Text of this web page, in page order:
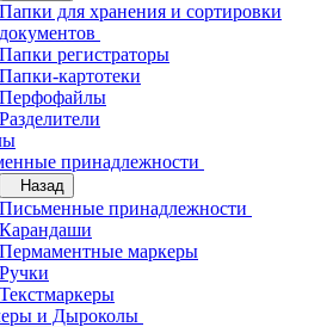
Папки для хранения и сортировки
документов
Папки регистраторы
Папки-картотеки
Перфофайлы
Разделители
принадлежности
Назад
Письменные принадлежности
Карандаши
Пермаментные маркеры
Ручки
Текстмаркеры
и Дыроколы